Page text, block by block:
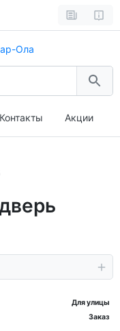
Контакты Акции
Для улицы
Заказ